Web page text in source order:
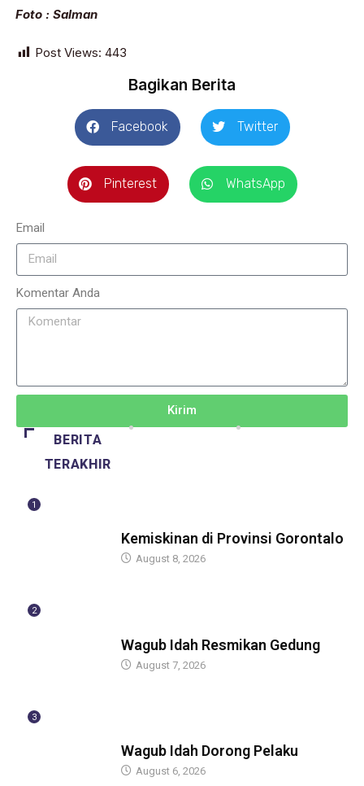
Foto : Salman
Post Views: 443
Bagikan Berita
Facebook Twitter
Pinterest WhatsApp
Email
Komentar Anda
Kirim
BERITA
TERAKHIR
1
Kemiskinan di Provinsi Gorontalo
August 8, 2026
2
Wagub Idah Resmikan Gedung
August 7, 2026
3
Wagub Idah Dorong Pelaku
August 6, 2026